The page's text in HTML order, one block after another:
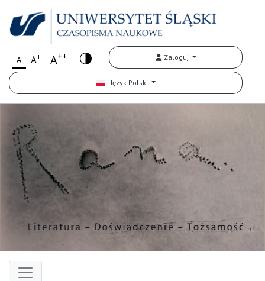
A A+ A++ Zaloguj
Język Polski